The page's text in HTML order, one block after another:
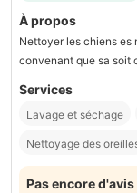
À propos
Nettoyer les chiens es
convenant que sa soit
Services
Lavage et séchage
Nettoyage des
Pas encore d'avis